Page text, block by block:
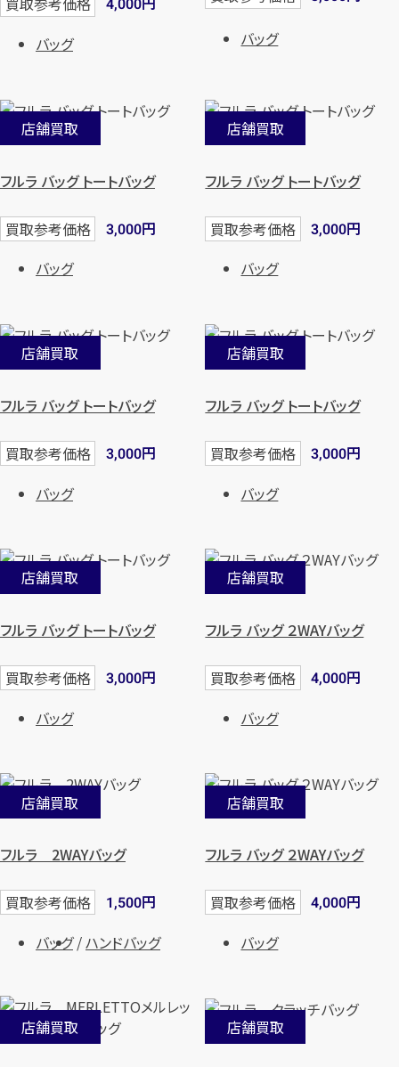
1
今すぐ査定金額をお伝えいた
します
まずは で無料査定
【総合受付】24時間・年中無休(年末年
始除く)
メールで無料相談する
4,000
バッグ
バッグ
店舗買取
フルラ バッグ トートバッグ
買取参考価格 3,000円
バッグ
店舗買取
フルラ バッグ トートバッグ
買取参考価格 3,000円
バッグ
店舗買取
フルラ バッグ トートバッグ
買取参考価格 3,000円
バッグ
店舗買取
フルラ バッグ トートバッグ
買取参考価格 3,000円
バッグ
店舗買取
フルラ バッグ トートバッグ
買取参考価格 3,000円
バッグ
店舗買取
フルラ バッグ ２WAYバッグ
買取参考価格 4,000円
バッグ
店舗買取
フルラ 2WAYバッグ
買取参考価格 1,500円
バッグ ハンドバッグ
店舗買取
フルラ バッグ ２WAYバッグ
買取参考価格 4,000円
バッグ
店舗買取 店舗買取